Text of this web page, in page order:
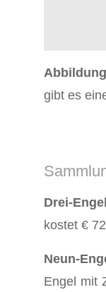
gibt es
Drei-
kostet €
Neun-
Engel mit